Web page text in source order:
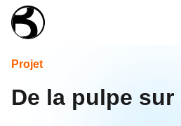
Projet
De la pulpe sur